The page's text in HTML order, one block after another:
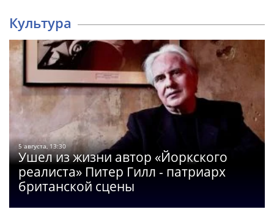
Культура
5 августа, 13:30
Ушел из жизни автор «Йоркского
реалиста» Питер Гилл - патриарх
британской сцены